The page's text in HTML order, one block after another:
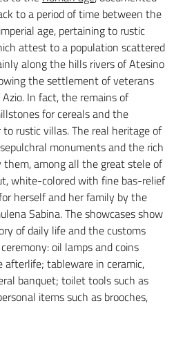
to a period of time between the
age, pertaining to rustic
attest to a population scattered
along the hills rivers of Atesino
the settlement of veterans
In fact, the remains of
for cereals and the
rustic villas. The real heritage of
monuments and the rich
among all the great stele of
white-colored with fine bas-relief
herself and her family by the
Sabina. The showcases show
of daily life and the customs
oil lamps and coins
tableware in ceramic,
banquet; toilet tools such as
items such as brooches,